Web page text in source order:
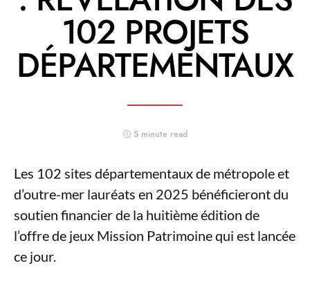
102 PROJETS
DÉPARTEMENTAUX
5 minute read
Les 102 sites départementaux de métropole et
d’outre-mer lauréats en 2025 bénéficieront du
soutien financier de la huitième édition de
l’offre de jeux Mission Patrimoine qui est lancée
ce jour.